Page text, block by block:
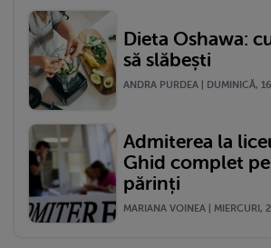
Dieta Oshawa:
să slăbești
ANDRA PURDEA | DUMINICĂ,
Admiterea la
Ghid complet
părinți
MARIANA VOINEA | MIERCURI,